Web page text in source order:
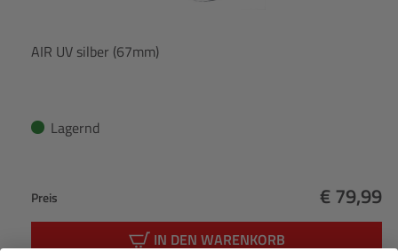
AIR UV silber (67mm)
Lagernd
Preis € 79,99
IN DEN WARENKORB